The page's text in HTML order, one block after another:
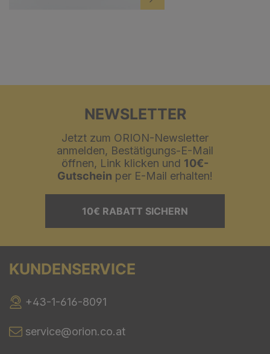
NEWSLETTER
Jetzt zum ORION-Newsletter
anmelden, Bestätigungs-E-Mail
öffnen, Link klicken und 10€-
Gutschein per E-Mail erhalten!
10€ RABATT SICHERN
KUNDENSERVICE
+43-1-616-8091
service@orion.co.at